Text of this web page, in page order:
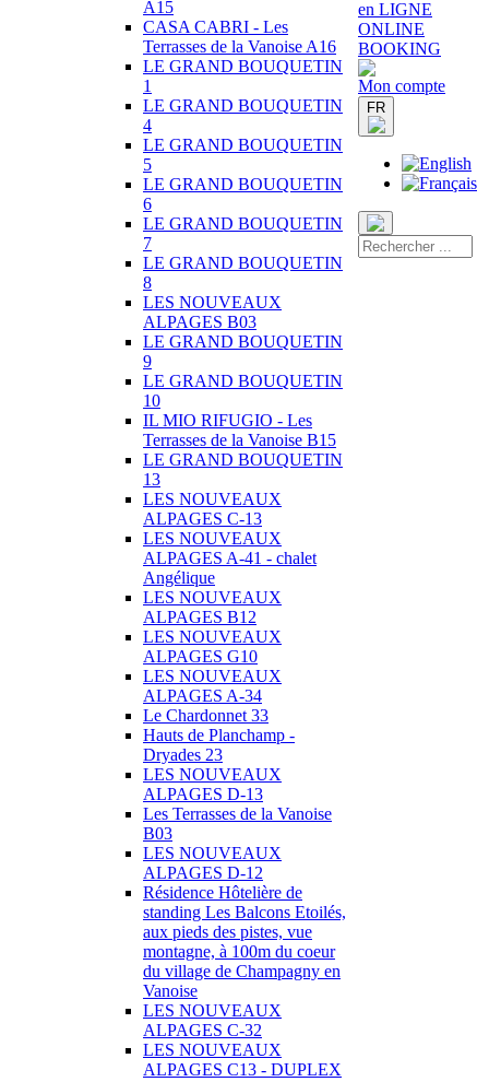
A15
CASA CABRI - Les
Terrasses de la Vanoise A16
LE GRAND BOUQUETIN
1
LE GRAND BOUQUETIN
4
LE GRAND BOUQUETIN
5
LE GRAND BOUQUETIN
6
LE GRAND BOUQUETIN
7
LE GRAND BOUQUETIN
8
LES NOUVEAUX
ALPAGES B03
LE GRAND BOUQUETIN
9
LE GRAND BOUQUETIN
10
IL MIO RIFUGIO - Les
Terrasses de la Vanoise B15
LE GRAND BOUQUETIN
13
LES NOUVEAUX
ALPAGES C-13
LES NOUVEAUX
ALPAGES A-41 - chalet
Angélique
LES NOUVEAUX
ALPAGES B12
LES NOUVEAUX
ALPAGES G10
LES NOUVEAUX
ALPAGES A-34
Le Chardonnet 33
Hauts de Planchamp -
Dryades 23
LES NOUVEAUX
ALPAGES D-13
Les Terrasses de la Vanoise
B03
LES NOUVEAUX
ALPAGES D-12
Résidence Hôtelière de
standing Les Balcons Etoilés,
aux pieds des pistes, vue
montagne, à 100m du coeur
du village de Champagny en
Vanoise
LES NOUVEAUX
ALPAGES C-32
LES NOUVEAUX
ALPAGES C13 - DUPLEX
en LIGNE
ONLINE
BOOKING
Mon compte
FR